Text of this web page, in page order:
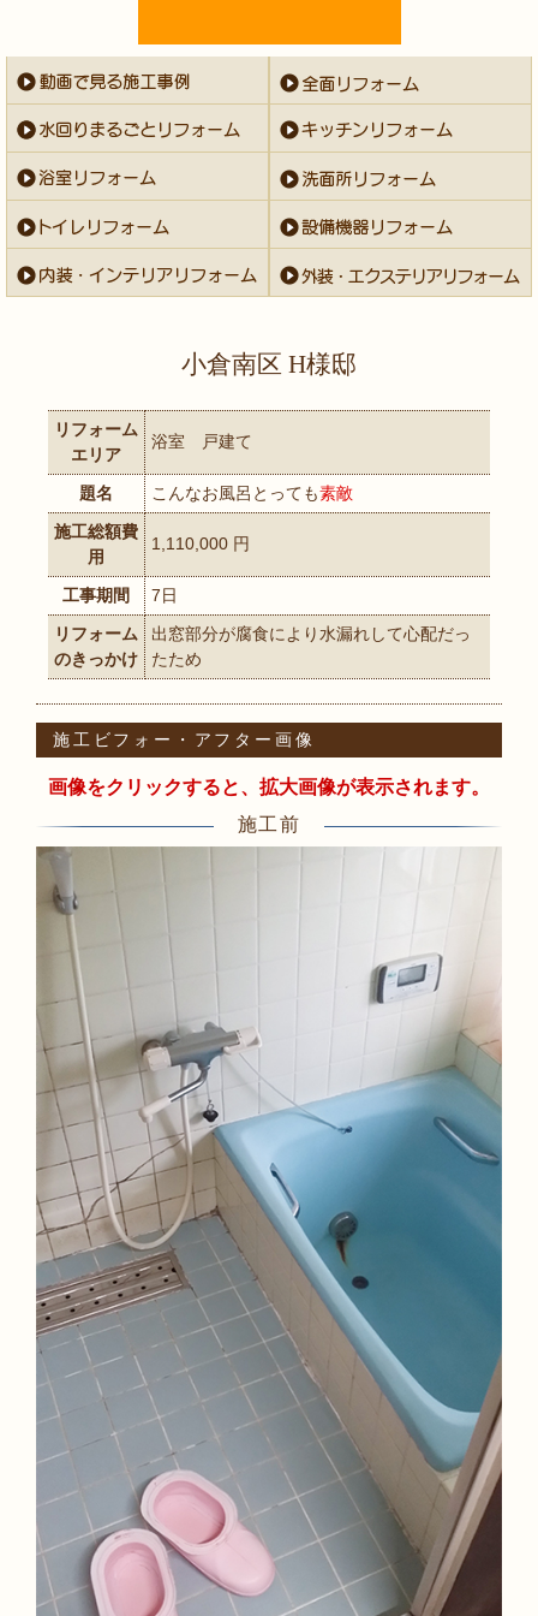
小倉南区 H様邸
リフォーム
エリア
浴室 戸建て
題名 こんなお風呂とっても素敵
施工総額費
用
1,110,000 円
工事期間
7日
リフォーム
のきっかけ
出窓部分が腐食により水漏れして心配だっ
たため
施工ビフォー・アフター画像
画像をクリックすると、拡大画像が表示されます。
施工前